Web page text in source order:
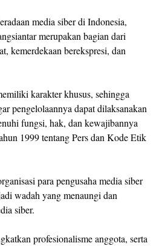
media siber di Indonesia,
merupakan bagian dari
kemerdekaan berekspresi, dan
karakter khusus, sehingga
pengelolaannya dapat dilaksanakan
fungsi, hak, dan kewajibannya
1999 tentang Pers dan Kode Etik
para pengusaha media siber
wadah yang menaungi dan
siber.
profesionalisme anggota, serta